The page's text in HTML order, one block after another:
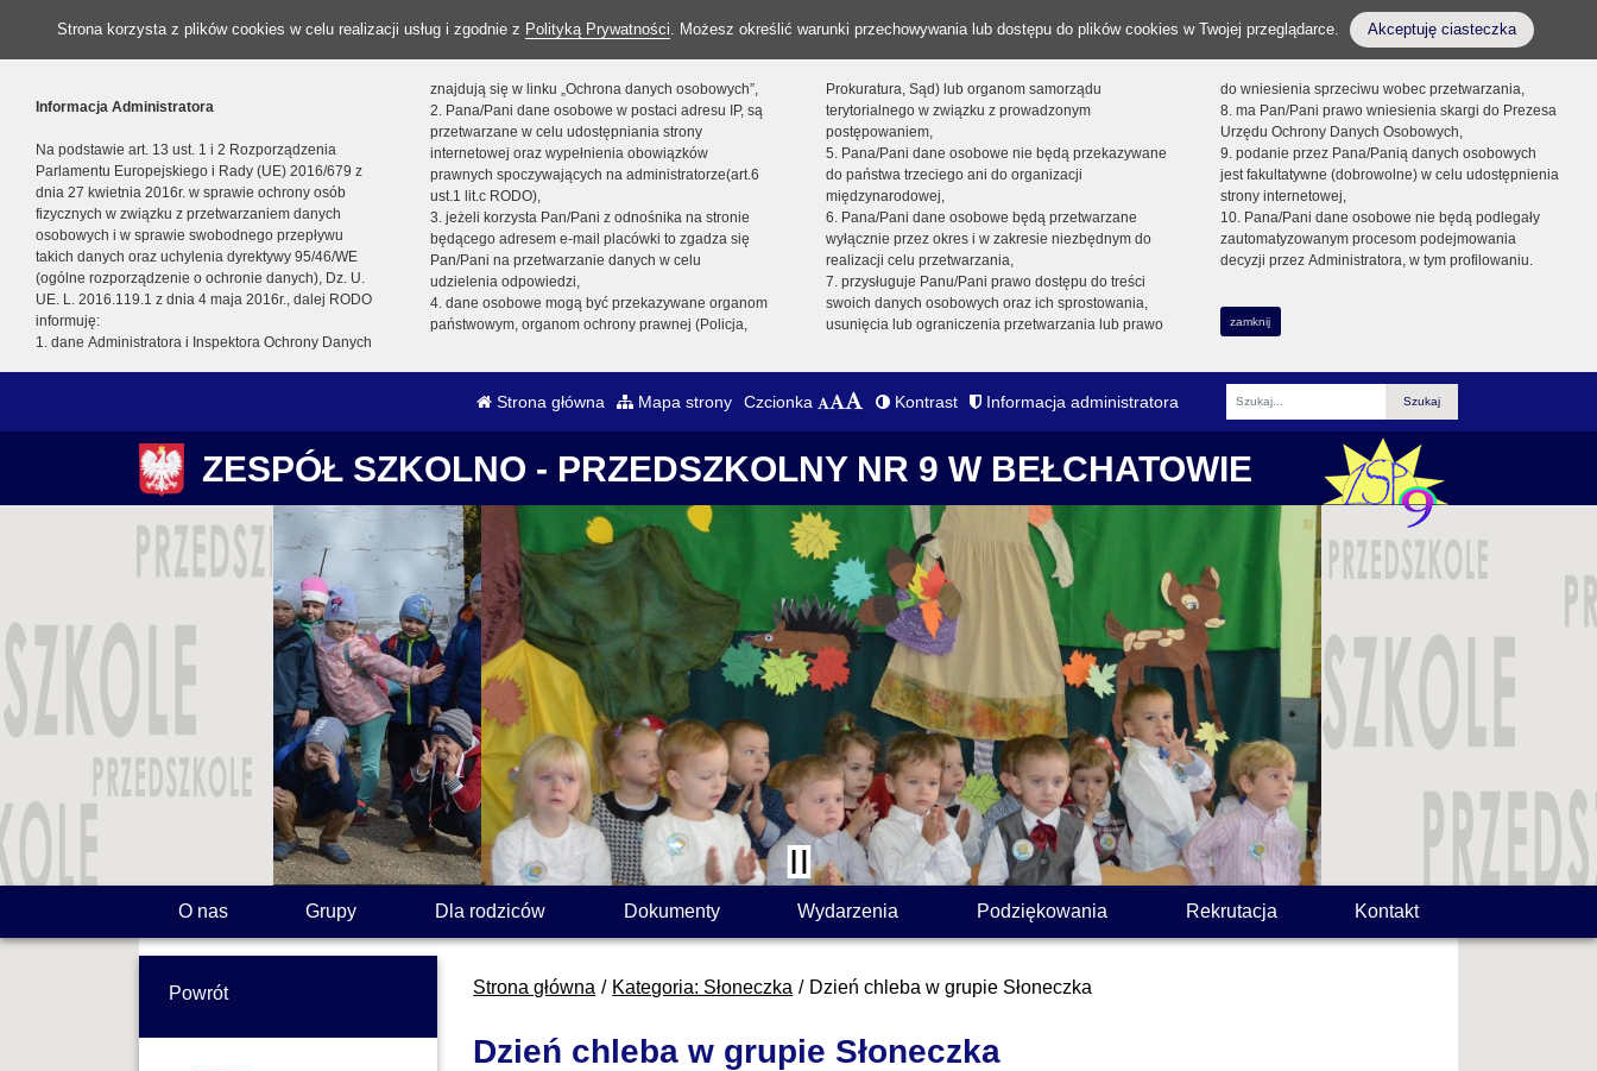
Strona korzysta z plików cookies w celu realizacji usług i zgodnie z Polityką Prywatności. Możesz określić warunki przechowywania lub dostępu do plików cookies w Twojej przeglądarce. Akceptuję ciasteczka
Informacja Administratora
Na podstawie art. 13 ust. 1 i 2 Rozporządzenia
Parlamentu Europejskiego i Rady (UE) 2016/679 z
dnia 27 kwietnia 2016r. w sprawie ochrony osób
fizycznych w związku z przetwarzaniem danych
osobowych i w sprawie swobodnego przepływu
takich danych oraz uchylenia dyrektywy 95/46/WE
(ogólne rozporządzenie o ochronie danych), Dz. U.
UE. L. 2016.119.1 z dnia 4 maja 2016r., dalej RODO
informuję:
1. dane Administratora i Inspektora Ochrony Danych
znajdują się w linku „Ochrona danych osobowych”,
2. Pana/Pani dane osobowe w postaci adresu IP, są
przetwarzane w celu udostępniania strony
internetowej oraz wypełnienia obowiązków
prawnych spoczywających na administratorze(art.6
ust.1 lit.c RODO),
3. jeżeli korzysta Pan/Pani z odnośnika na stronie
będącego adresem e-mail placówki to zgadza się
Pan/Pani na przetwarzanie danych w celu
udzielenia odpowiedzi,
4. dane osobowe mogą być przekazywane organom
państwowym, organom ochrony prawnej (Policja,
Prokuratura, Sąd) lub organom samorządu
terytorialnego w związku z prowadzonym
postępowaniem,
5. Pana/Pani dane osobowe nie będą przekazywane
do państwa trzeciego ani do organizacji
międzynarodowej,
6. Pana/Pani dane osobowe będą przetwarzane
wyłącznie przez okres i w zakresie niezbędnym do
realizacji celu przetwarzania,
7. przysługuje Panu/Pani prawo dostępu do treści
swoich danych osobowych oraz ich sprostowania,
usunięcia lub ograniczenia przetwarzania lub prawo
do wniesienia sprzeciwu wobec przetwarzania,
8. ma Pan/Pani prawo wniesienia skargi do Prezesa
Urzędu Ochrony Danych Osobowych,
9. podanie przez Pana/Panią danych osobowych
jest fakultatywne (dobrowolne) w celu udostępnienia
strony internetowej,
10. Pana/Pani dane osobowe nie będą podlegały
zautomatyzowanym procesom podejmowania
decyzji przez Administratora, w tym profilowaniu.
zamknij
Strona główna Mapa strony Czcionka Kontrast Informacja administratora
Fraza
ZESPÓŁ SZKOLNO - PRZEDSZKOLNY NR 9 W BEŁCHATOWIE
O nas Grupy Dla rodziców Dokumenty Wydarzenia Podziękowania Rekrutacja Kontakt
Strona główna Kategoria: Słoneczka Dzień chleba w grupie Słoneczka
Dzień chleba w grupie Słoneczka
Powrót